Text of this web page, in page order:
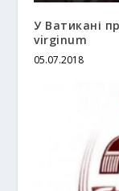
У Ватикані
virginum
05.07.2018